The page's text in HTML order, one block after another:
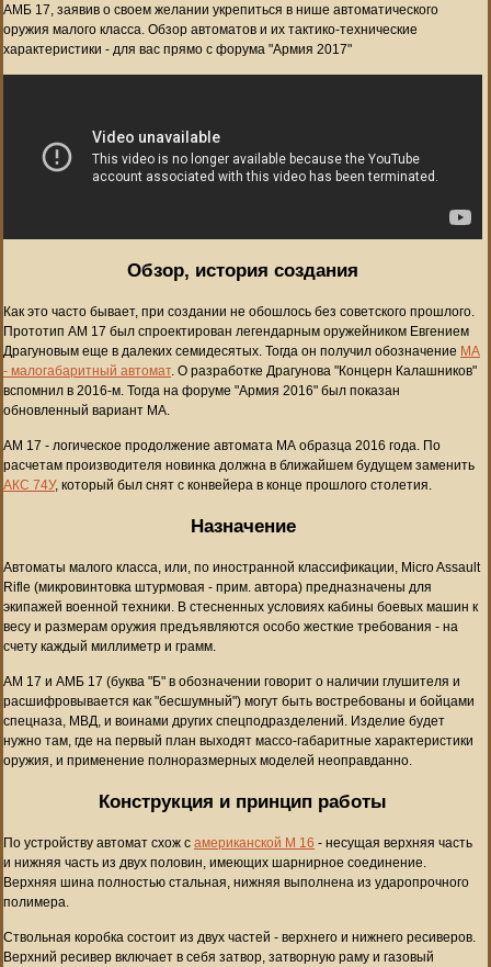
АМБ 17, заявив о своем желании укрепиться в нише автоматического
оружия малого класса. Обзор автоматов и их тактико-технические
характеристики - для вас прямо с форума "Армия 2017"
Обзор, история создания
Как это часто бывает, при создании не обошлось без советского прошлого.
Прототип АМ 17 был спроектирован легендарным оружейником Евгением
Драгуновым еще в далеких семидесятых. Тогда он получил обозначение МА
- малогабаритный автомат. О разработке Драгунова "Концерн Калашников"
вспомнил в 2016-м. Тогда на форуме "Армия 2016" был показан
обновленный вариант МА.
АМ 17 - логическое продолжение автомата МА образца 2016 года. По
расчетам производителя новинка должна в ближайшем будущем заменить
АКС 74У, который был снят с конвейера в конце прошлого столетия.
Назначение
Автоматы малого класса, или, по иностранной классификации, Micro Assault
Rifle (микровинтовка штурмовая - прим. автора) предназначены для
экипажей военной техники. В стесненных условиях кабины боевых машин к
весу и размерам оружия предъявляются особо жесткие требования - на
счету каждый миллиметр и грамм.
АМ 17 и АМБ 17 (буква "Б" в обозначении говорит о наличии глушителя и
расшифровывается как "бесшумный") могут быть востребованы и бойцами
спецназа, МВД, и воинами других спецподразделений. Изделие будет
нужно там, где на первый план выходят массо-габаритные характеристики
оружия, и применение полноразмерных моделей неоправданно.
Конструкция и принцип работы
По устройству автомат схож с американской М 16 - несущая верхняя часть
и нижняя часть из двух половин, имеющих шарнирное соединение.
Верхняя шина полностью стальная, нижняя выполнена из ударопрочного
полимера.
Ствольная коробка состоит из двух частей - верхнего и нижнего ресиверов.
Верхний ресивер включает в себя затвор, затворную раму и газовый